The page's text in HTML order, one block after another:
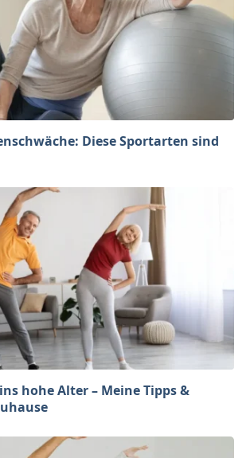
Diese Sportarten sind
hohe Alter – Meine Tipps &